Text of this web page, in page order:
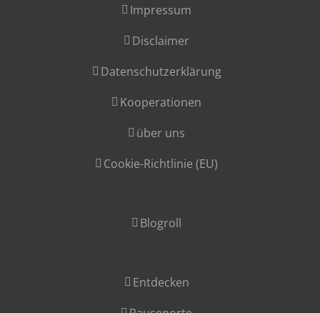
Impressum
Disclaimer
Datenschutzerklärung
Kooperationen
über uns
Cookie-Richtlinie (EU)
Blogroll
Entdecken